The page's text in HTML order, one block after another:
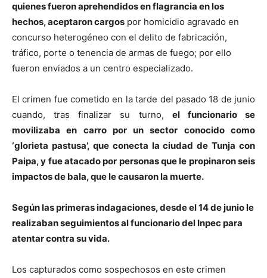
quienes fueron aprehendidos en flagrancia en los
hechos, aceptaron cargos por homicidio agravado en
concurso heterogéneo con el delito de fabricación,
tráfico, porte o tenencia de armas de fuego; por ello
fueron enviados a un centro especializado.
El crimen fue cometido en la tarde del pasado 18 de junio
cuando, tras finalizar su turno, el funcionario se
movilizaba en carro por un sector conocido como
‘glorieta pastusa’, que conecta la ciudad de Tunja con
Paipa, y fue atacado por personas que le propinaron seis
impactos de bala, que le causaron la muerte.
Según las primeras indagaciones, desde el 14 de junio le
realizaban seguimientos al funcionario del Inpec para
atentar contra su vida.
Los capturados como sospechosos en este crimen